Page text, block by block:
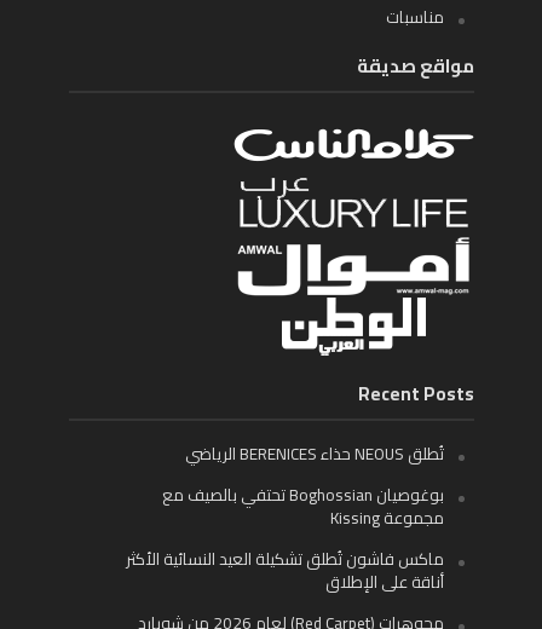
مناسبات
مواقع صديقة
Recent Posts
تُطلق NEOUS حذاء BERENICES الرياضي
بوغوصيان Boghossian تحتفي بالصيف مع
مجموعة Kissing
ماكس فاشون تُطلق تشكيلة العيد النسائية الأكثر
أناقة على الإطلاق